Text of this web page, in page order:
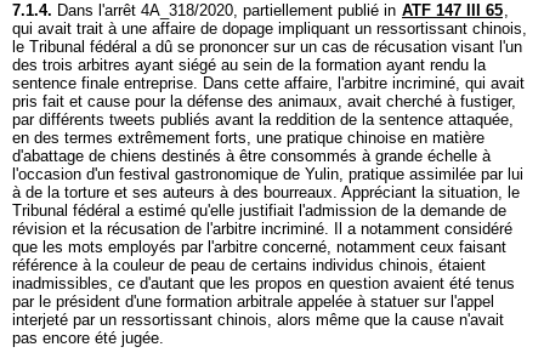
7.1.4. Dans l'arrêt 4A_318/2020, partiellement publié in ATF 147 III 65,
qui avait trait à une affaire de dopage impliquant un ressortissant chinois,
le Tribunal fédéral a dû se prononcer sur un cas de récusation visant l'un
des trois arbitres ayant siégé au sein de la formation ayant rendu la
sentence finale entreprise. Dans cette affaire, l'arbitre incriminé, qui avait
pris fait et cause pour la défense des animaux, avait cherché à fustiger,
par différents tweets publiés avant la reddition de la sentence attaquée,
en des termes extrêmement forts, une pratique chinoise en matière
d'abattage de chiens destinés à être consommés à grande échelle à
l'occasion d'un festival gastronomique de Yulin, pratique assimilée par lui
à de la torture et ses auteurs à des bourreaux. Appréciant la situation, le
Tribunal fédéral a estimé qu'elle justifiait l'admission de la demande de
révision et la récusation de l'arbitre incriminé. Il a notamment considéré
que les mots employés par l'arbitre concerné, notamment ceux faisant
référence à la couleur de peau de certains individus chinois, étaient
inadmissibles, ce d'autant que les propos en question avaient été tenus
par le président d'une formation arbitrale appelée à statuer sur l'appel
interjeté par un ressortissant chinois, alors même que la cause n'avait
pas encore été jugée.